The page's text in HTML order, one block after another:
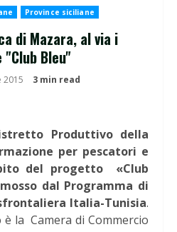
Province siciliane
di Mazara, al via i
Bleu"
2015 3 min read
Produttivo della
per pescatori e
del progetto «Club
dal Programma di
Italia-Tunisia.
la Camera di Commercio